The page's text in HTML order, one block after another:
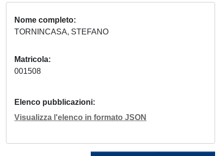
Nome completo
TORNINCASA, STEFANO
Matricola
001508
Elenco pubblicazioni
Visualizza l'elenco in formato JSON